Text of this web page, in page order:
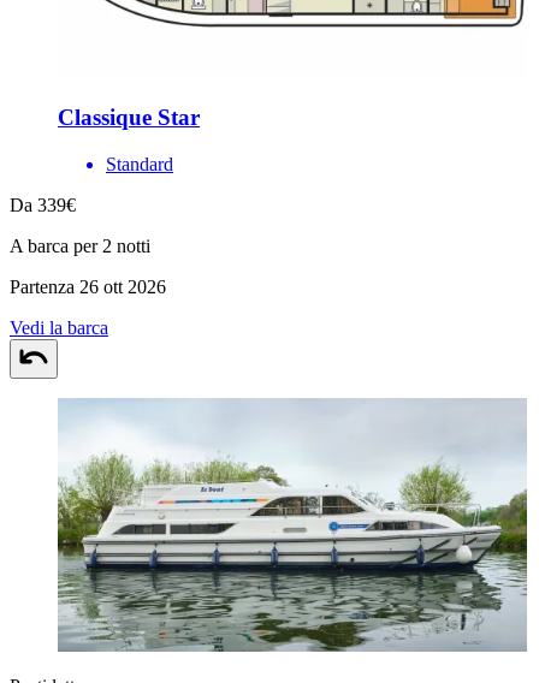
Classique Star
Standard
Da 339€
A barca per 2 notti
Partenza 26 ott 2026
Vedi la barca